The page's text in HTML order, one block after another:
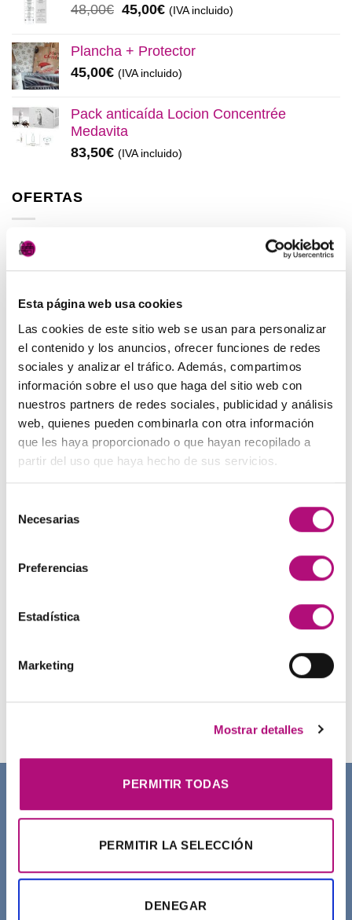
Esta página web usa cookies
Las cookies de este sitio web se usan para personalizar
el contenido y los anuncios, ofrecer funciones de redes
sociales y analizar el tráfico. Además, compartimos
información sobre el uso que haga del sitio web con
nuestros partners de redes sociales, publicidad y análisis
web, quienes pueden combinarla con otra información
que les haya proporcionado o que hayan recopilado a
partir del uso que haya hecho de sus servicios.
Necesarias
Preferencias
Estadística
Marketing
Mostrar detalles
PERMITIR TODAS
PERMITIR LA SELECCIÓN
DENEGAR
137,00€.130,00€.
48,00€ El
original
48,00€.
45,00€El
actual
45,00€.
(IVA incluido)
Plancha + Protector
45,00€ (IVA incluido)
Pack anticaída Locion Concentrée
Medavita
83,50€ (IVA incluido)
OFERTAS
Elisièr Instant Bond Tratamiento
137,00€ El
original
era:
137,00€.
130,00€El
actual
es:
130,00€.
(IVA incluido)
48,00€ El
precio
original
era:
48,00€.
45,00 €El
precio
actual
es:
45,00€.
(IVA incluido)
Paleta de Maquillaje Avon
32,99
El
era:
32,99€.
28,50
precio
es:
28,50€.
(IVA incluido)
Maquíllate
11,99€ El
8,50€El(IVA incluido)
MEJOR VALORADOS
Pendientes Negro